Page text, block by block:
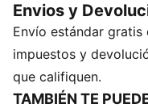
PUMA Cat bordado
toque.
CARACTERÍSTICAS Y
Producto fabricado
materiales reciclados
Envios y
Envío estándar
impuestos y
que califiquen.
TAMBIÉN TE